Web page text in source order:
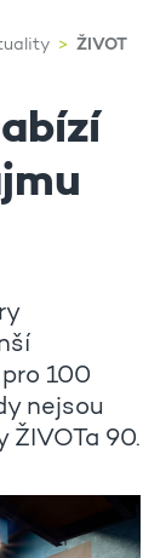
ŽIVOT
100
nejsou
ŽIVOTa 90.